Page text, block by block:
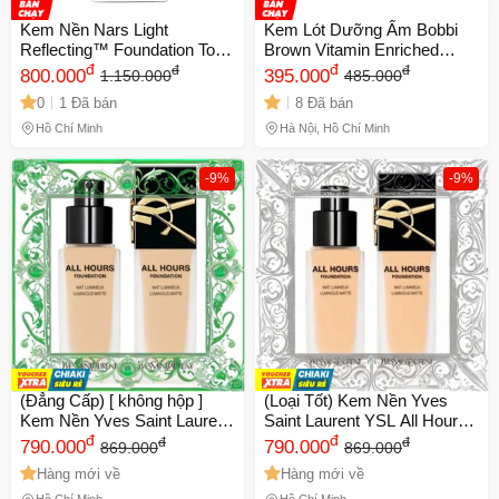
Kem Nền Nars Light
Reflecting™ Foundation Tone
L1 30ml - Chất lượng cao,
che khuyết điểm tự nhiên,
phù hợp mọi loại da.
800.000đ 1.150.000đ
0 1 Đã bán
Hồ Chí Minh
Kem Lót Dưỡng Ẩm Bobbi
Brown Vitamin Enriched
Face Base 15ml Date Xa NK
395.000đ 485.000đ
8 Đã bán
Hà Nội, Hồ Chí Minh
-9%
(Đẳng Cấp) [ không hộp ]
Kem Nền Yves Saint Laurent
YSL All Hours Foundation
Mat Lumineux Luminous
Matte Tone LC1 Mẫu Mới
790.000đ 869.000đ
Hàng mới về
-9%
(Loại Tốt) Kem Nền Yves
Saint Laurent YSL All Hours
Luminous Matte Tone LN1
Trang Điểm Hoàn Hảo, Bảo
Vệ Da, Che Khuyết Điểm Tối
790.000đ 869.000đ
Hàng mới về